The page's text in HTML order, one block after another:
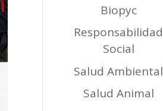
Biopyc
Responsabilidad
Social
Salud Ambiental
Salud Animal